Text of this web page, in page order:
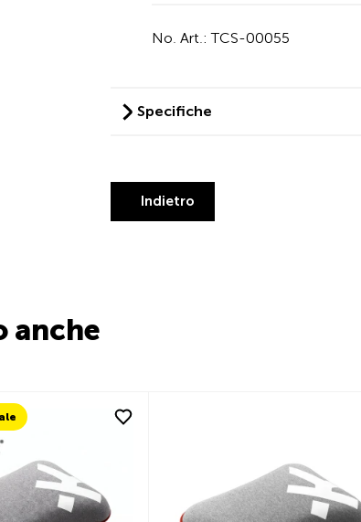
No. Art.: TCS-00055
Specifiche
Indietro
anche